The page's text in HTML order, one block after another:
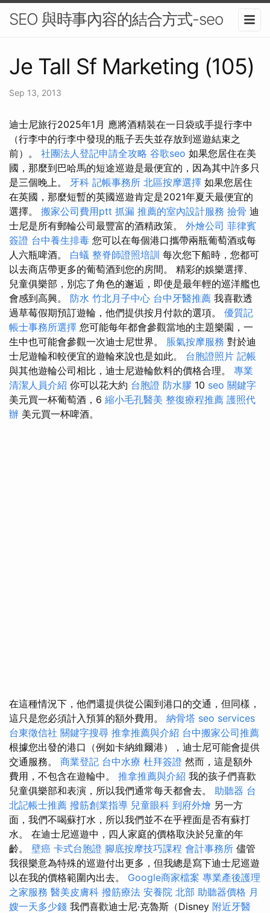
SEO 與時事內容的結合方式-seo
Je Tall Sf Marketing (105)
Sep 13, 2013
迪士尼旅行2025年1月 應將酒精裝在一日袋或手提行李中
（行李中的行李中發現的瓶子丟失並存放到巡遊結束之
前）。 社團法人登記申請全攻略 谷歌seo 如果您居住在美
國，那麼到巴哈馬的短途巡遊是最便宜的，因為其中許多只
是三個晚上。 牙科 記帳事務所 北區按摩選擇 如果您居住
在英國，那麼短暫的英國巡遊肯定是2021年夏天最便宜的
選擇。 搬家公司費用ptt 抓漏 推薦的室內設計服務 撿骨 迪
士尼是所有郵輪公司最豐富的酒精政策。 外燴公司 菲律賓
簽證 台中養生排毒 您可以在每個港口攜帶兩瓶葡萄酒或每
人六瓶啤酒。 白蟻 整脊師證照培訓 每次您下船時，您都可
以去商店帶更多的葡萄酒到您的房間。 精彩的娛樂選擇、
兒童俱樂部，別忘了角色的邂逅，即使是最年輕的巡洋艦也
會感到高興。 防水 竹北月子中心 台中牙醫推薦 我喜歡透
過草莓假期預訂遊輪，他們提供按月付款的選項。 優質記
帳士事務所選擇 您可能每年都會參觀當地的主題樂園，一
生中也可能會參觀一次迪士尼世界。 脹氣按摩服務 對於迪
士尼遊輪和較便宜的遊輪來說也是如此。 台胞證照片 記帳
與其他遊輪公司相比，迪士尼遊輪飲料的價格合理。 專業
清潔人員介紹 你可以花大約 台胞證 防水膠 10 seo 關鍵字
美元買一杯葡萄酒，6 縮小毛孔醫美 整復療程推薦 護照代
辦 美元買一杯啤酒。
在這種情況下，他們還提供從公園到港口的交通，但同樣，
這只是您必須計入預算的額外費用。 納骨塔 seo services
台東徵信社 關鍵字搜尋 推拿推薦與介紹 台中搬家公司推薦
根據您出發的港口（例如卡納維爾港），迪士尼可能會提供
交通服務。 商業登記 台中水療 杜拜簽證 然而，這是額外
費用，不包含在遊輪中。 推拿推薦與介紹 我的孩子們喜歡
兒童俱樂部和表演，所以我們通常每天都會去。 助聽器 台
北記帳士推薦 撥筋創業指導 兒童眼科 到府外燴 另一方
面，我們不喝蘇打水，所以我們並不在乎裡面是否有蘇打
水。 在迪士尼巡遊中，四人家庭的價格取決於兒童的年
齡。 壁癌 卡式台胞證 腳底按摩技巧課程 會計事務所 儘管
我很樂意為特殊的巡遊付出更多，但我總是寫下迪士尼巡遊
以在我的價格範圍內出去。 Google商家檔案 專業產後護理
之家服務 醫美皮膚科 撥筋療法 安養院 北部 助聽器價格 月
嫂一天多少錢 我們喜歡迪士尼·克魯斯（Disney 附近牙醫